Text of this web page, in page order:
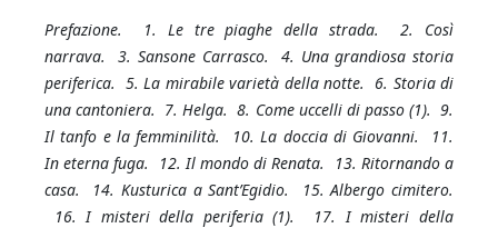
Prefazione. 1. Le tre piaghe della strada. 2. Così
narrava. 3. Sansone Carrasco. 4. Una grandiosa storia
periferica. 5. La mirabile varietà della notte. 6. Storia di
una cantoniera. 7. Helga. 8. Come uccelli di passo (1). 9.
Il tanfo e la femminilità. 10. La doccia di Giovanni. 11.
In eterna fuga. 12. Il mondo di Renata. 13. Ritornando a
casa. 14. Kusturica a Sant’Egidio. 15. Albergo cimitero.
16. I misteri della periferia (1). 17. I misteri della